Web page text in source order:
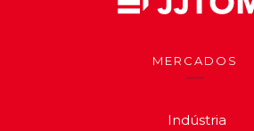
MERCADOS
Indústria